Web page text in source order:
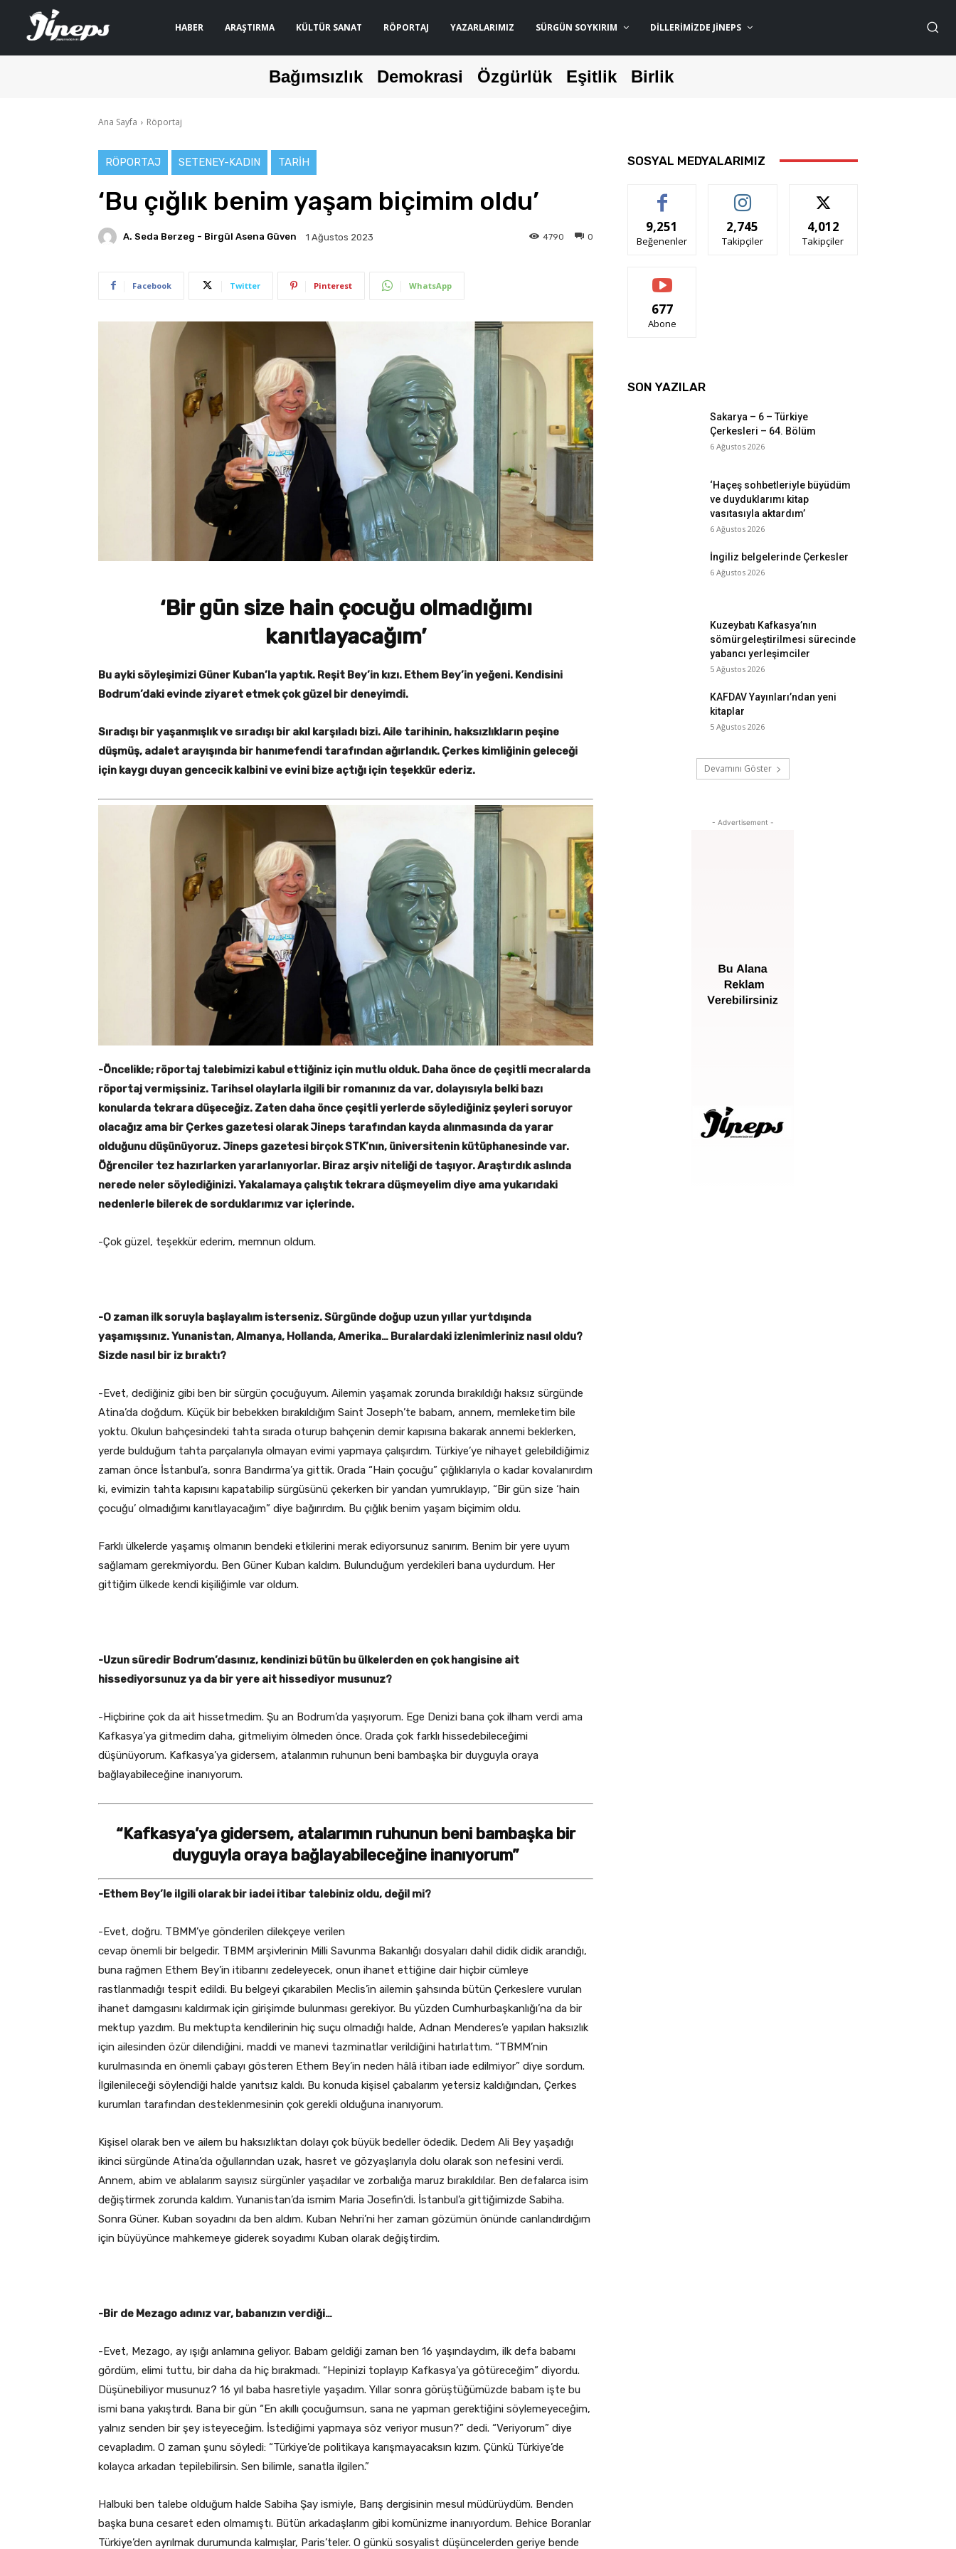
HABER ARAŞTIRMA KÜLTÜR SANAT RÖPORTAJ YAZARLARIMIZ SÜRGÜN SOYKIRIM DILLERIMIZDE JİNEPS
Bağımsızlık Demokrasi Özgürlük Eşitlik Birlik
Ana Sayfa Röportaj
RÖPORTAJ SETENEY-KADIN TARIH
‘Bu çığlık benim yaşam biçimim oldu’
A. Seda Berzeg - Birgül Asena Güven 1 Ağustos 2023 0
4790
Facebook Twitter Pinterest WhatsApp
‘Bir gün size hain çocuğu olmadığımı
kanıtlayacağım’
Bu ayki söyleşimizi Güner Kuban’la yaptık. Reşit Bey’in kızı. Ethem Bey’in yeğeni. Kendisini
Bodrum’daki evinde ziyaret etmek çok güzel bir deneyimdi.
Sıradışı bir yaşanmışlık ve sıradışı bir akıl karşıladı bizi. Aile tarihinin, haksızlıkların peşine
düşmüş, adalet arayışında bir hanımefendi tarafından ağırlandık. Çerkes kimliğinin geleceği
için kaygı duyan gencecik kalbini ve evini bize açtığı için teşekkür ederiz.
-Öncelikle; röportaj talebimizi kabul ettiğiniz için mutlu olduk. Daha önce de çeşitli mecralarda
röportaj vermişsiniz. Tarihsel olaylarla ilgili bir romanınız da var, dolayısıyla belki bazı
konularda tekrara düşeceğiz. Zaten daha önce çeşitli yerlerde söylediğiniz şeyleri soruyor
olacağız ama bir Çerkes gazetesi olarak Jineps tarafından kayda alınmasında da yarar
olduğunu düşünüyoruz. Jineps gazetesi birçok STK’nın, üniversitenin kütüphanesinde var.
Öğrenciler tez hazırlarken yararlanıyorlar. Biraz arşiv niteliği de taşıyor. Araştırdık aslında
nerede neler söylediğinizi. Yakalamaya çalıştık tekrara düşmeyelim diye ama yukarıdaki
nedenlerle bilerek de sorduklarımız var içlerinde.
-Çok güzel, teşekkür ederim, memnun oldum.
-O zaman ilk soruyla başlayalım isterseniz. Sürgünde doğup uzun yıllar yurtdışında
yaşamışsınız. Yunanistan, Almanya, Hollanda, Amerika… Buralardaki izlenimleriniz nasıl oldu?
Sizde nasıl bir iz bıraktı?
-Evet, dediğiniz gibi ben bir sürgün çocuğuyum. Ailemin yaşamak zorunda bırakıldığı haksız sürgünde
Atina’da doğdum. Küçük bir bebekken bırakıldığım Saint Joseph’te babam, annem, memleketim bile
yoktu. Okulun bahçesindeki tahta sırada oturup bahçenin demir kapısına bakarak annemi beklerken,
yerde bulduğum tahta parçalarıyla olmayan evimi yapmaya çalışırdım. Türkiye’ye nihayet gelebildiğimiz
zaman önce İstanbul’a, sonra Bandırma’ya gittik. Orada “Hain çocuğu” çığlıklarıyla o kadar kovalanırdım
ki, evimizin tahta kapısını kapatabilip sürgüsünü çekerken bir yandan yumruklayıp, “Bir gün size ‘hain
çocuğu’ olmadığımı kanıtlayacağım” diye bağırırdım. Bu çığlık benim yaşam biçimim oldu.
Farklı ülkelerde yaşamış olmanın bendeki etkilerini merak ediyorsunuz sanırım. Benim bir yere uyum
sağlamam gerekmiyordu. Ben Güner Kuban kaldım. Bulunduğum yerdekileri bana uydurdum. Her
gittiğim ülkede kendi kişiliğimle var oldum.
-Uzun süredir Bodrum’dasınız, kendinizi bütün bu ülkelerden en çok hangisine ait
hissediyorsunuz ya da bir yere ait hissediyor musunuz?
-Hiçbirine çok da ait hissetmedim. Şu an Bodrum’da yaşıyorum. Ege Denizi bana çok ilham verdi ama
Kafkasya’ya gitmedim daha, gitmeliyim ölmeden önce. Orada çok farklı hissedebileceğimi
düşünüyorum. Kafkasya’ya gidersem, atalarımın ruhunun beni bambaşka bir duyguyla oraya
bağlayabileceğine inanıyorum.
“Kafkasya’ya gidersem, atalarımın ruhunun beni bambaşka bir
duyguyla oraya bağlayabileceğine inanıyorum”
-Ethem Bey’le ilgili olarak bir iadei itibar talebiniz oldu, değil mi?
-Evet, doğru. TBMM’ye gönderilen dilekçeye verilen
cevap önemli bir belgedir. TBMM arşivlerinin Milli Savunma Bakanlığı dosyaları dahil didik didik arandığı,
buna rağmen Ethem Bey’in itibarını zedeleyecek, onun ihanet ettiğine dair hiçbir cümleye
rastlanmadığı tespit edildi. Bu belgeyi çıkarabilen Meclis’in ailemin şahsında bütün Çerkeslere vurulan
ihanet damgasını kaldırmak için girişimde bulunması gerekiyor. Bu yüzden Cumhurbaşkanlığı’na da bir
mektup yazdım. Bu mektupta kendilerinin hiç suçu olmadığı halde, Adnan Menderes’e yapılan haksızlık
için ailesinden özür dilendiğini, maddi ve manevi tazminatlar verildiğini hatırlattım. “TBMM’nin
kurulmasında en önemli çabayı gösteren Ethem Bey’in neden hâlâ itibarı iade edilmiyor” diye sordum.
İlgilenileceği söylendiği halde yanıtsız kaldı. Bu konuda kişisel çabalarım yetersiz kaldığından, Çerkes
kurumları tarafından desteklenmesinin çok gerekli olduğuna inanıyorum.
Kişisel olarak ben ve ailem bu haksızlıktan dolayı çok büyük bedeller ödedik. Dedem Ali Bey yaşadığı
ikinci sürgünde Atina’da oğullarından uzak, hasret ve gözyaşlarıyla dolu olarak son nefesini verdi.
Annem, abim ve ablalarım sayısız sürgünler yaşadılar ve zorbalığa maruz bırakıldılar. Ben defalarca isim
değiştirmek zorunda kaldım. Yunanistan’da ismim Maria Josefin’di. İstanbul’a gittiğimizde Sabiha.
Sonra Güner. Kuban soyadını da ben aldım. Kuban Nehri’ni her zaman gözümün önünde canlandırdığım
için büyüyünce mahkemeye giderek soyadımı Kuban olarak değiştirdim.
-Bir de Mezago adınız var, babanızın verdiği…
-Evet, Mezago, ay ışığı anlamına geliyor. Babam geldiği zaman ben 16 yaşındaydım, ilk defa babamı
gördüm, elimi tuttu, bir daha da hiç bırakmadı. “Hepinizi toplayıp Kafkasya’ya götüreceğim” diyordu.
Düşünebiliyor musunuz? 16 yıl baba hasretiyle yaşadım. Yıllar sonra görüştüğümüzde babam işte bu
ismi bana yakıştırdı. Bana bir gün “En akıllı çocuğumsun, sana ne yapman gerektiğini söylemeyeceğim,
yalnız senden bir şey isteyeceğim. İstediğimi yapmaya söz veriyor musun?” dedi. “Veriyorum” diye
cevapladım. O zaman şunu söyledi: “Türkiye’de politikaya karışmayacaksın kızım. Çünkü Türkiye’de
kolayca arkadan tepilebilirsin. Sen bilimle, sanatla ilgilen.”
Halbuki ben talebe olduğum halde Sabiha Şay ismiyle, Barış dergisinin mesul müdürüydüm. Benden
başka buna cesaret eden olmamıştı. Bütün arkadaşlarım gibi komünizme inanıyordum. Behice Boranlar
Türkiye’den ayrılmak durumunda kalmışlar, Paris’teler. O günkü sosyalist düşüncelerden geriye bende
SOSYAL MEDYALARIMIZ
9,251
Beğenenler
2,745
Takipçiler
4,012
Takipçiler
677
Abone
SON YAZILAR
Sakarya – 6 – Türkiye
Çerkesleri – 64. Bölüm
6 Ağustos 2026
‘Haçeş sohbetleriyle büyüdüm
ve duyduklarımı kitap
vasıtasıyla aktardım’
6 Ağustos 2026
İngiliz belgelerinde Çerkesler
6 Ağustos 2026
Kuzeybatı Kafkasya’nın
sömürgeleştirilmesi sürecinde
yabancı yerleşimciler
5 Ağustos 2026
KAFDAV Yayınları’ndan yeni
kitaplar
5 Ağustos 2026
Devamını Göster
- Advertisement -